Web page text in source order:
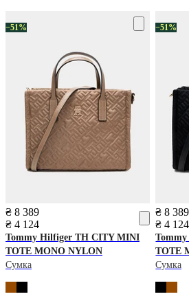
−51%
₴ 8 389
₴ 4 124
Tommy Hilfiger TH CITY MINI
TOTE MONO NYLON
Сумка
−51%
₴ 8 389
₴ 4 124
TOTE
Сумка